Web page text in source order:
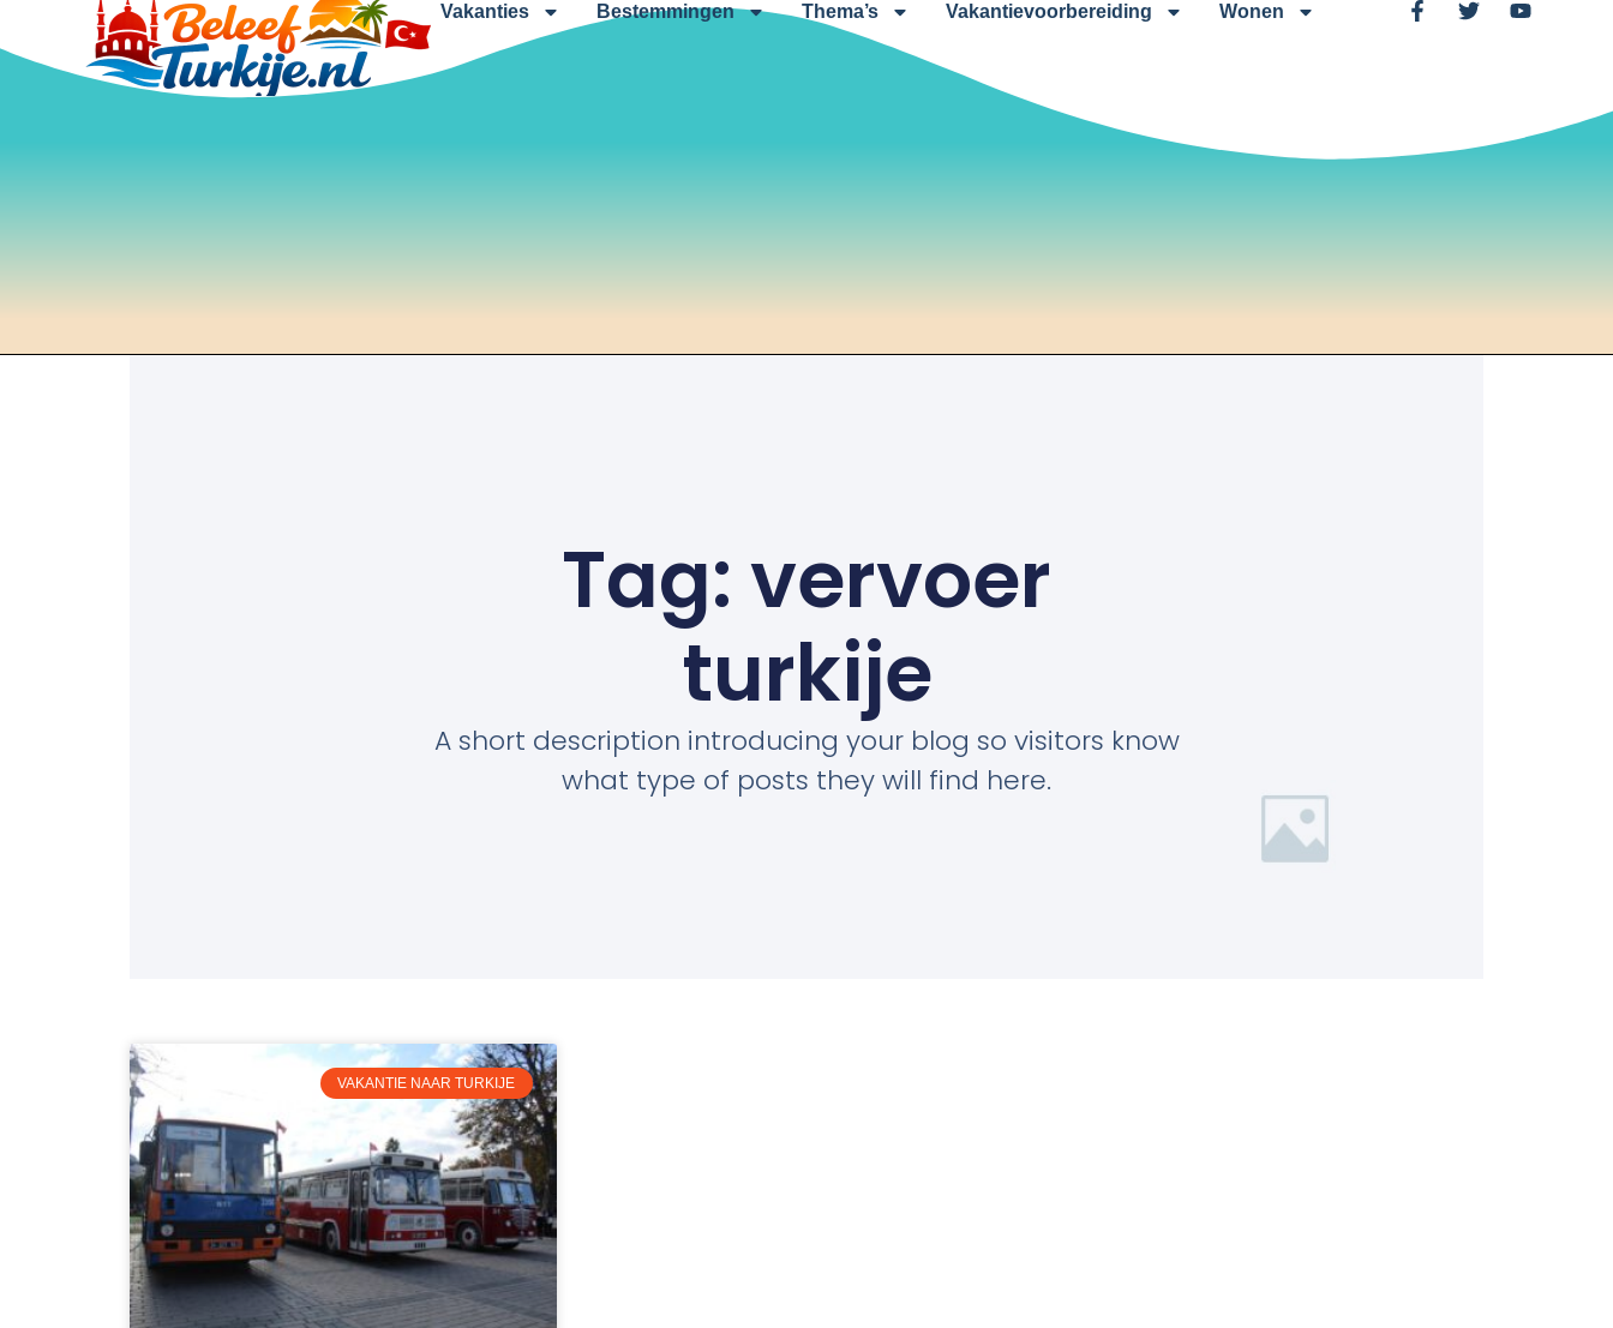
Vakanties Bestemmingen Thema’s Vakantievoorbereiding Wonen
Tag: vervoer
turkije
A short description introducing your blog so visitors know
what type of posts they will find here.
VAKANTIE NAAR TURKIJE